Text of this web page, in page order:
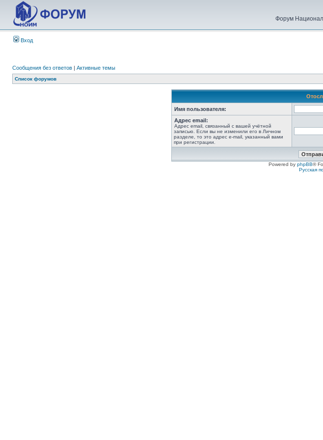
Форум
Вход
Сообщения без ответов | Активные темы
Список форумов
Имя пользователя:
Адрес email:
Адрес email, связанный с вашей учётной
записью. Если вы не изменили его в Личном
разделе, то это адрес e-mail, указанный вами
при регистрации.
Powered by phpBB®
Русская